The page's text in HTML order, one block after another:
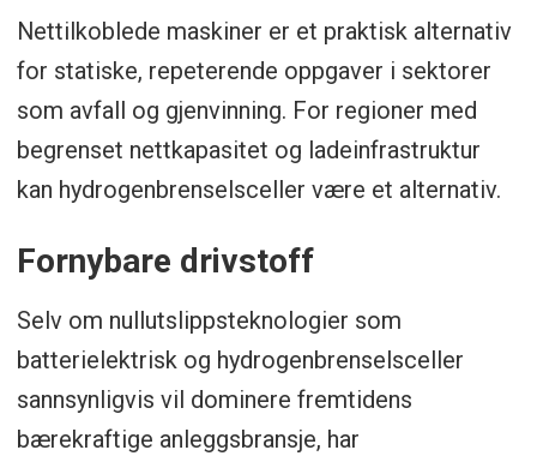
Nettilkoblede maskiner er et praktisk alternativ
for statiske, repeterende oppgaver i sektorer
som avfall og gjenvinning. For regioner med
begrenset nettkapasitet og ladeinfrastruktur
kan hydrogenbrenselsceller være et alternativ.
Fornybare drivstoff
Selv om nullutslippsteknologier som
batterielektrisk og hydrogenbrenselsceller
sannsynligvis vil dominere fremtidens
bærekraftige anleggsbransje, har